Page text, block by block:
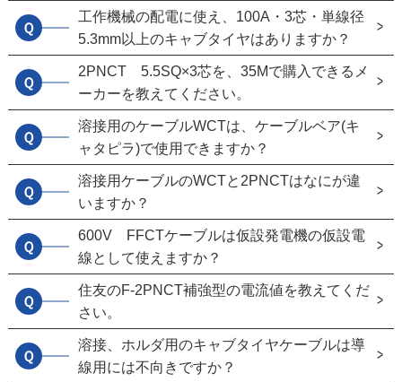
Ｑ
工作機械の配電に使え、100A・3芯・単線径
5.3mm以上のキャブタイヤはありますか？
Ｑ
2PNCT 5.5SQ×3芯を、35Mで購入できるメ
ーカーを教えてください。
Ｑ
溶接用のケーブルWCTは、ケーブルベア(キ
ャタピラ)で使用できますか？
Ｑ
溶接用ケーブルのWCTと2PNCTはなにが違
いますか？
Ｑ
600V FFCTケーブルは仮設発電機の仮設電
線として使えますか？
Ｑ
住友のF-2PNCT補強型の電流値を教えてくだ
さい。
Ｑ
溶接、ホルダ用のキャブタイヤケーブルは導
線用には不向きですか？